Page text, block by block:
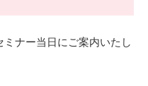
ナー当日にご案内いたし